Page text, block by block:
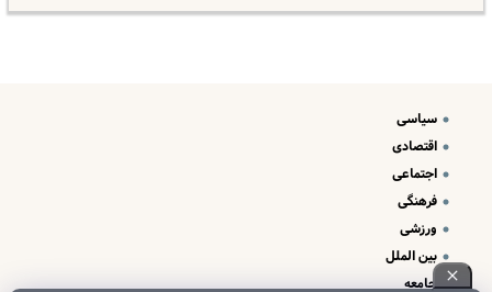
سیاسی
اقتصادی
اجتماعی
فرهنگی
ورزشی
بین الملل
جامعه